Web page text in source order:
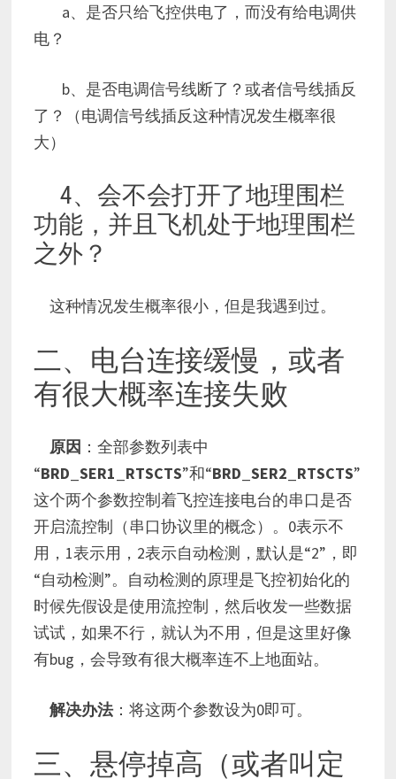
a、是否只给飞控供电了，而没有给电调供
电？
b、是否电调信号线断了？或者信号线插反
了？（电调信号线插反这种情况发生概率很
大）
4、会不会打开了地理围栏
功能，并且飞机处于地理围栏
之外？
这种情况发生概率很小，但是我遇到过。
二、电台连接缓慢，或者
有很大概率连接失败
原因 ：全部参数列表中
“BRD_SER1_RTSCTS”和“BRD_SER2_RTSCTS”
这个两个参数控制着飞控连接电台的串口是否
开启流控制（串口协议里的概念）。0表示不
用，1表示用，2表示自动检测，默认是“2”，即
“自动检测”。自动检测的原理是飞控初始化的
时候先假设是使用流控制，然后收发一些数据
试试，如果不行，就认为不用，但是这里好像
有bug，会导致有很大概率连不上地面站。
解决办法：将这两个参数设为0即可。
三、悬停掉高（或者叫定